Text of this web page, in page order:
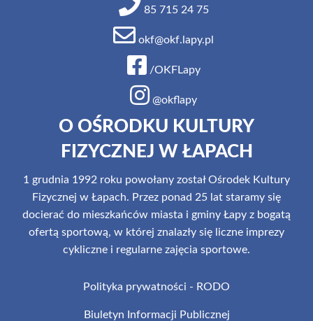
85 715 24 75
okf@okf.lapy.pl
/OKFLapy
@okflapy
O OŚRODKU KULTURY
FIZYCZNEJ W ŁAPACH
1 grudnia 1992 roku powołany został Ośrodek Kultury
Fizycznej w Łapach. Przez ponad 25 lat staramy się
docierać do mieszkańców miasta i gminy Łapy z bogatą
ofertą sportową, w której znalazły się liczne imprezy
cykliczne i regularne zajęcia sportowe.
Polityka prywatności - RODO
Biuletyn Informacji Publicznej